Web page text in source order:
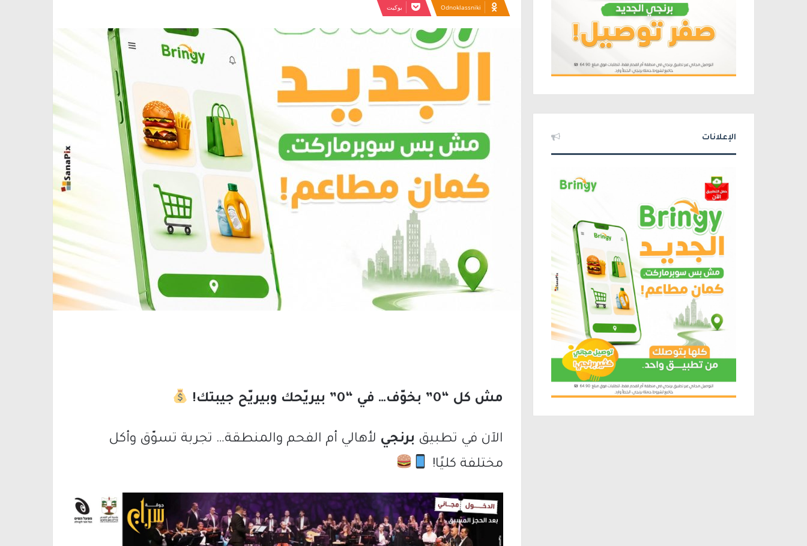
Odnoklassniki بوكيت
مش كل “0” بخوّف… في “0” بيريّحك وبيريّح جيبتك!
الآن في تطبيق برنجي لأهالي أم الفحم والمنطقة… تجربة تسوّق وأكل
مختلفة كليًا!
الإعلانات